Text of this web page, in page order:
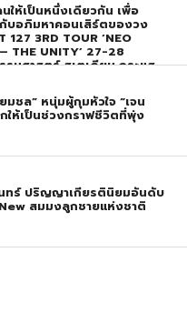
ให้เป็นหนึ่งเดียวกัน เพื่อ
กับอภิมหาคอนเสิร์ตของวง
3RD TOUR ‘NEO
THE UNITY’ 27-28
มศาสตร์ สเตเดียม กระแส
อคอย บัตร SOLD OUT
าย !
มชล” หนุ่มผู้กุมหัวใจ “เจน
ให้เป็นช่วงกราฟชีวิตที่พุ่ง
ทร์ ปริญญาเกียรตินิยมอันดับ
สมมงลูกชายแห่งชาติ